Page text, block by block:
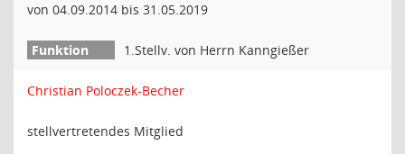
von 04.09.2014 bis 31.05.2019
1.Stellv. von Herrn Kanngießer
Christian Poloczek-Becher
stellvertretendes Mitglied